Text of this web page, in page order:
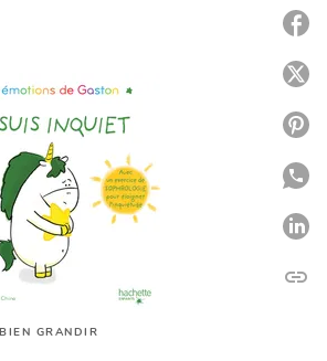
BIEN GRANDIR
link